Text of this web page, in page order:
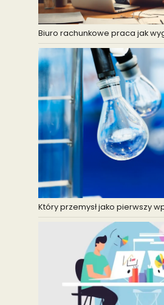
Biuro rachunkowe praca jak
Który przemysł jako pierwszy